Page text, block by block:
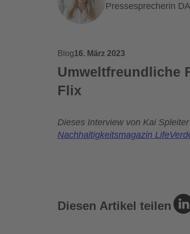
Pressesprecherin
Blog16. März 2023
Umweltfreundliche
Flix
Dieses Interviewvon Kai
Nachhaltigkeitsmagazin
Diesen Artikel teilen